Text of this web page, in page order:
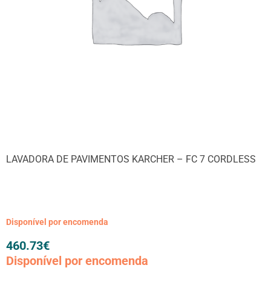
LAVADORA DE PAVIMENTOS KARCHER – FC 7 CORDLESS
Disponível por encomenda
460.73€
Disponível por encomenda